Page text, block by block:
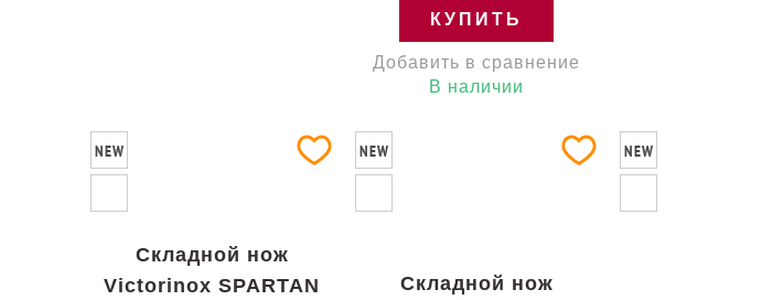
КУПИТЬ
Добавить в сравнение
В наличии
NEW
Складной нож
Victorinox SPARTAN
NEW
Складной нож
NEW